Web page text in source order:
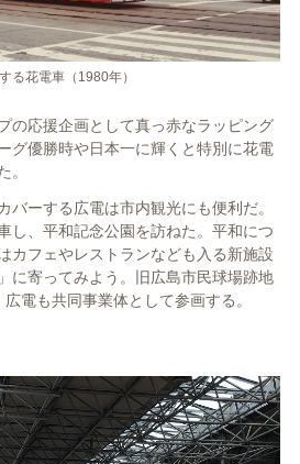
る花電車（1980年）
の応援企画として真っ赤なラッピング
グ優勝時や日本一に輝くと特別に花電
。
バーする広電は市内観光にも便利だ。
し、平和記念公園を訪ねた。平和につ
カフェやレストランなども入る新施設
に寄ってみよう。旧広島市民球場跡地
電も共同事業体として参画する。